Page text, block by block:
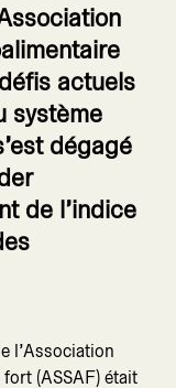
actuels
système
dégagé
de l’indice
l’Association
(ASSAF) était